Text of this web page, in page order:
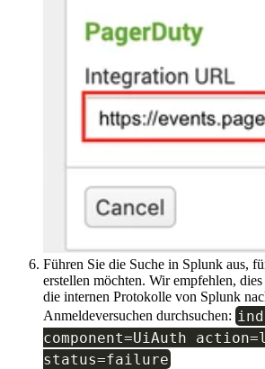
Führen Sie die Suche in Splunk aus,
erstellen möchten. Wir empfehlen,
die internen Protokolle von Splunk
Anmeldeversuchen durchsuchen:
component=UiAuth action=
status=failure